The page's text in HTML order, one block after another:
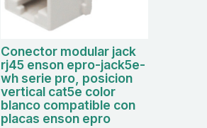
Conector modular jack
rj45 enson epro-jack5e-
wh serie pro, posicion
vertical cat5e color
blanco compatible con
placas enson epro